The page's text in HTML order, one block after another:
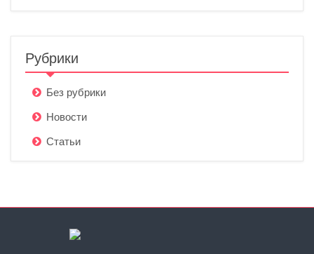
Рубрики
Без рубрики
Новости
Статьи